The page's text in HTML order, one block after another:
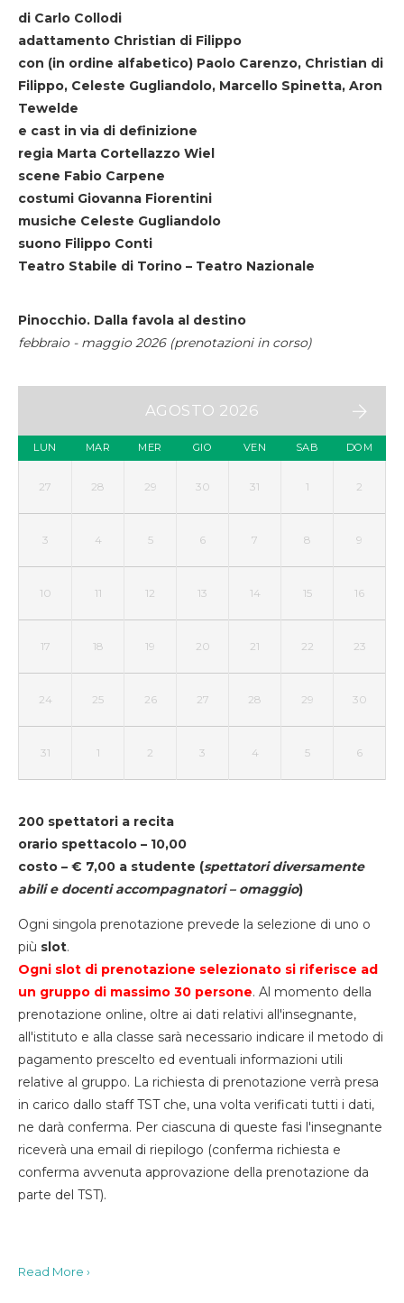
di Carlo Collodi
adattamento Christian di Filippo
con (in ordine alfabetico) Paolo Carenzo, Christian di
Filippo, Celeste Gugliandolo, Marcello Spinetta, Aron
Tewelde
e cast in via di definizione
regia Marta Cortellazzo Wiel
scene Fabio Carpene
costumi Giovanna Fiorentini
musiche Celeste Gugliandolo
suono Filippo Conti
Teatro Stabile di Torino – Teatro Nazionale
Pinocchio. Dalla favola al destino
febbraio - maggio 2026 (prenotazioni in corso)
AGOSTO 2026
LUN MAR MER GIO VEN SAB DOM
27 28 29 30 31 1 2
3 4 5 6 7 8 9
10 11 12 13 14 15 16
17 18 19 20 21 22 23
24 25 26 27 28 29 30
31 1 2 3 4 5 6
200 spettatori a recita
orario spettacolo – 10,00
costo – € 7,00 a studente (spettatori diversamente
abili e docenti accompagnatori – omaggio)
Ogni singola prenotazione prevede la selezione di uno o
più slot.
Ogni slot di prenotazione selezionato si riferisce ad
un gruppo di massimo 30 persone. Al momento della
prenotazione online, oltre ai dati relativi all'insegnante,
all'istituto e alla classe sarà necessario indicare il metodo di
pagamento prescelto ed eventuali informazioni utili
relative al gruppo. La richiesta di prenotazione verrà presa
in carico dallo staff TST che, una volta verificati tutti i dati,
ne darà conferma. Per ciascuna di queste fasi l'insegnante
riceverà una email di riepilogo (conferma richiesta e
conferma avvenuta approvazione della prenotazione da
parte del TST).
Read More ›